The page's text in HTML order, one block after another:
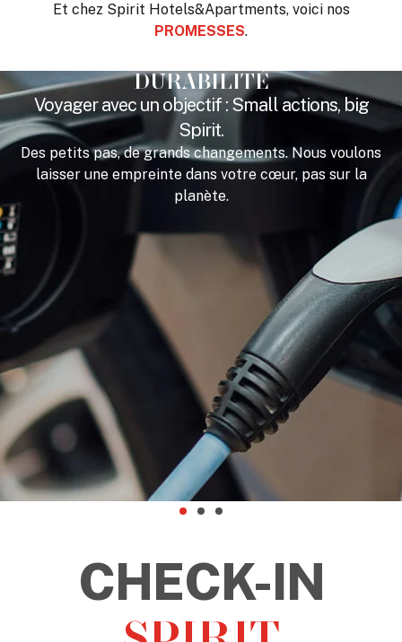
Et chez Spirit Hotels&Apartments, voici nos
PROMESSES.
DURABILITÉ
Voyager avec un objectif : Small actions, big
Spirit.
Des petits pas, de grands changements. Nous voulons
laisser une empreinte dans votre cœur, pas sur la
planète.
CHECK-OUT
OFFRES
WOW